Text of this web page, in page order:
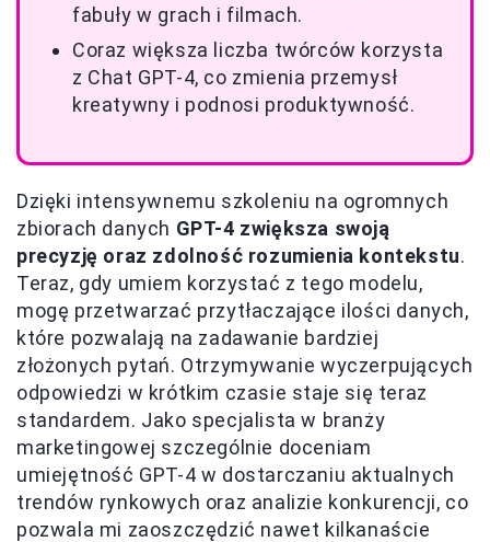
fabuły w grach i filmach.
Coraz większa liczba twórców korzysta
z Chat GPT-4, co zmienia przemysł
kreatywny i podnosi produktywność.
Dzięki intensywnemu szkoleniu na ogromnych
zbiorach danych GPT-4 zwiększa swoją
precyzję oraz zdolność rozumienia kontekstu.
Teraz, gdy umiem korzystać z tego modelu,
mogę przetwarzać przytłaczające ilości danych,
które pozwalają na zadawanie bardziej
złożonych pytań. Otrzymywanie wyczerpujących
odpowiedzi w krótkim czasie staje się teraz
standardem. Jako specjalista w branży
marketingowej szczególnie doceniam
umiejętność GPT-4 w dostarczaniu aktualnych
trendów rynkowych oraz analizie konkurencji, co
pozwala mi zaoszczędzić nawet kilkanaście